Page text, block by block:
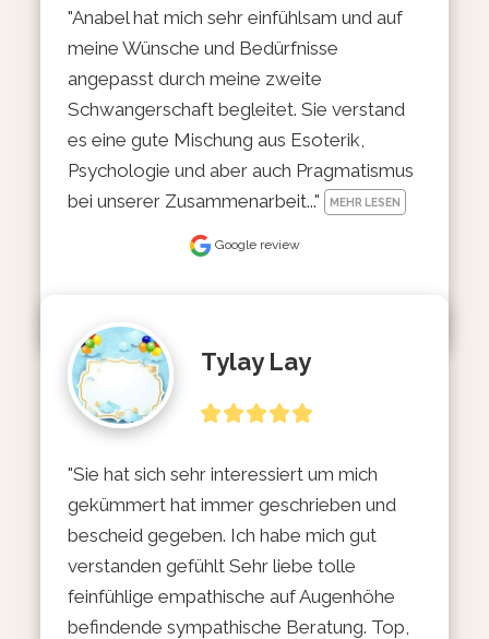
"Anabel hat mich sehr einfühlsam und auf
meine Wünsche und Bedürfnisse
angepasst durch meine zweite
Schwangerschaft begleitet. Sie verstand
es eine gute Mischung aus Esoterik,
Psychologie und aber auch Pragmatismus
bei unserer Zusammenarbeit..."
MEHR LESEN
Google review
Tylay Lay
"Sie hat sich sehr interessiert um mich
gekümmert hat immer geschrieben und
bescheid gegeben. Ich habe mich gut
verstanden gefühlt Sehr liebe tolle
feinfühlige empathische auf Augenhöhe
befindende sympathische Beratung. Top,